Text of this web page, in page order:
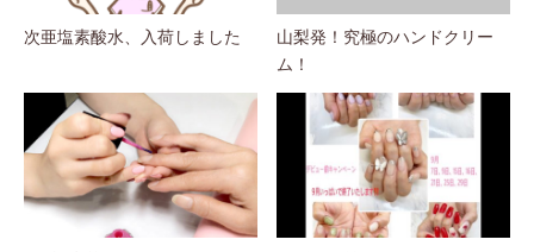
次亜塩素酸水、入荷しました
山梨発！究極のハンドクリー
ム！